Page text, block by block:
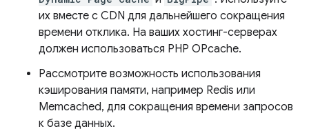
их вместе с CDN для дальнейшего сокращения
времени отклика. На ваших хостинг-серверах
должен использоваться PHP OPcache.
Рассмотрите возможность использования
кэширования памяти, например Redis или
Memcached, для сокращения времени запросов
к базе данных.